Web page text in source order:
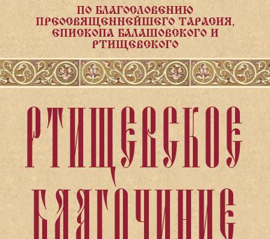
ПО БЛАГОСЛОВЕНИЮ
ПРЕОСВЯЩЕННЕЙШЕГО ТАРАСИЯ,
ЕПИСКОПА БАЛАШОВСКОГО И
РТИЩЕВСКОГО
РТИЩЕВСКОЕ
БЛАГОЧИНИЕ